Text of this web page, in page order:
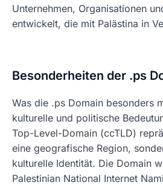
Unternehmen, Organisationen
entwickelt, die mit Palästina in
Besonderheiten der .ps
Was die .ps Domain besonders
kulturelle und politische
Top-Level-Domain (ccTLD)
eine geografische Region,
kulturelle Identität. Die Domain
Palestinian National Internet